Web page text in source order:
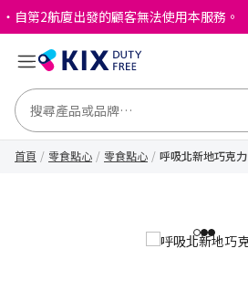
・自第2航廈出發的顧客無法使用本服務。
首頁 零食點心 零食點心 呼吸北新地巧克力
123